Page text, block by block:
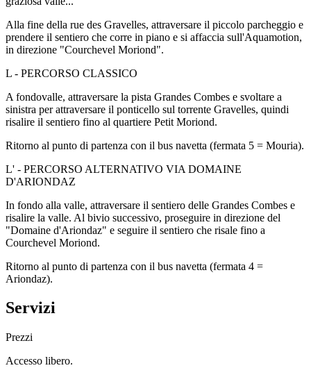
Alla fine della rue des Gravelles, attraversare il piccolo parcheggio e
prendere il sentiero che corre in piano e si affaccia sull'Aquamotion,
in direzione "Courchevel Moriond".
L - PERCORSO CLASSICO
A fondovalle, attraversare la pista Grandes Combes e svoltare a
sinistra per attraversare il ponticello sul torrente Gravelles, quindi
risalire il sentiero fino al quartiere Petit Moriond.
Ritorno al punto di partenza con il bus navetta (fermata 5 = Mouria).
L' - PERCORSO ALTERNATIVO VIA DOMAINE
D'ARIONDAZ
In fondo alla valle, attraversare il sentiero delle Grandes Combes e
risalire la valle. Al bivio successivo, proseguire in direzione del
"Domaine d'Ariondaz" e seguire il sentiero che risale fino a
Courchevel Moriond.
Ritorno al punto di partenza con il bus navetta (fermata 4 =
Ariondaz).
Servizi
Prezzi
Accesso libero.